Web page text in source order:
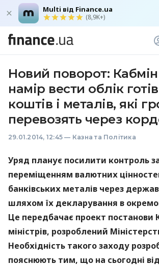
Multi від Finance.ua
(8,9K+)
Новий поворот:
намір вести облік
коштів і металів, які
перевозять через
29.01.2014, 12:45 — Казна та Політика
Уряд планує посилити контроль
переміщенням валютних
банківських металів через
шляхом їх декларування в
Це передбачає проект постанови
міністрів, розроблений
Необхідність такого заходу
пояснюють тим, що на сьогодні